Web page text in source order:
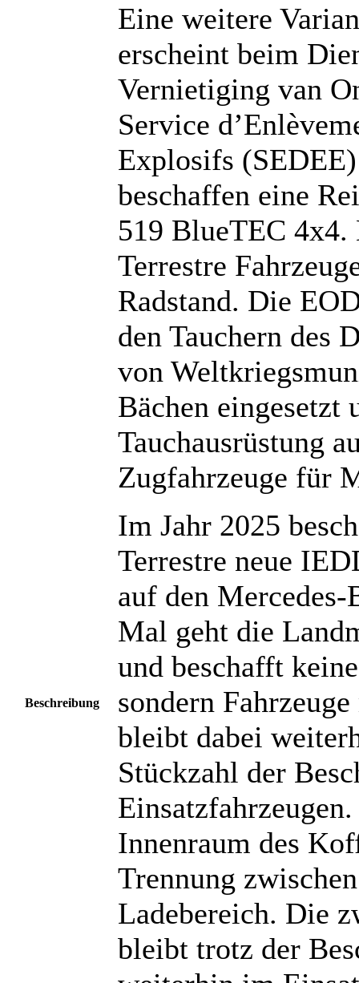
Beschreibung
Eine weitere
erscheint beim
Vernietiging van
Service
Explosifs
beschaffen eine
519 BlueTEC
Terrestre
Radstand. Die
den Tauchern des
von
Bächen eingesetzt
Tauchausrüstung
Zugfahrzeuge für
Im Jahr 2025
Terrestre neue
auf den
Mal geht die
und beschafft
sondern
bleibt dabei
Stückzahl der
Innenraum des
Trennung
Ladebereich. Die
bleibt trotz der